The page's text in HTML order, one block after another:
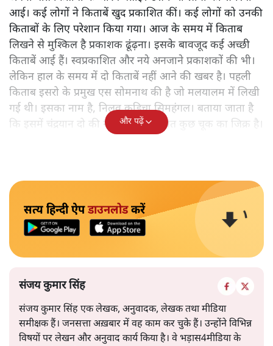
आई। कई लोगों ने किताबें खुद प्रकाशित कीं। कई लोगों को उनकी
किताबों के लिए परेशान किया गया। आज के समय में किताब
लिखने से मुश्किल है प्रकाशक ढूंढ़ना। इसके बावजूद कई अच्छी
किताबें आई हैं। स्वप्रकाशित और नये अनजाने प्रकाशकों की भी।
लेकिन हाल के समय में दो किताबें नहीं आने की खबर है। पहली
किताब इसरो के प्रमुख एस सोमनाथ की है जो मलयालम में लिखी
गई थी। इसका नाम है, निलवु कुडिचा सिमहंगल। बताया जाता है
कि इसमें चंद्रयान दो की नाकामी से संबंधित कुछ चूक का जिक्र है।
और पढ़ें
सत्य हिन्दी ऐपडाउनलोडकरें
संजय कुमार सिंह
संजय कुमार सिंह एक लेखक, अनुवादक, लेखक तथा मीडिया
समीक्षक हैं। जनसत्ता अख़बार में वह काम कर चुके हैं। उन्होंने विभिन्न
विषयों पर लेखन और अनुवाद कार्य किया है। वे भड़ास4मीडिया के